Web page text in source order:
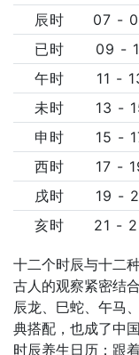
辰时
07 -
已时
09 -
午时
11 -
未时
13 -
申时
15 -
西时
17 -
戌时
19 -
亥时
21 -
十二个时辰与十二
古人的观察紧密结
辰龙、巳蛇、午马
典搭配，也成了中
时辰养生日历：跟